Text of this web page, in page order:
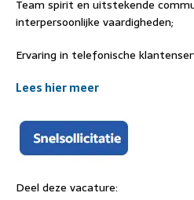
Team spirit en uitstekende
interpersoonlijke vaardigheden;
Ervaring in telefonische
Lees hier meer
Deel deze vacature: